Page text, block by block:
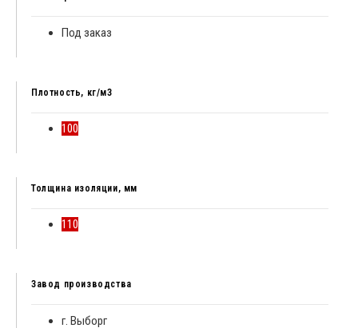
Под заказ
Плотность, кг/м3
100
Толщина изоляции, мм
110
Завод производства
г. Выборг